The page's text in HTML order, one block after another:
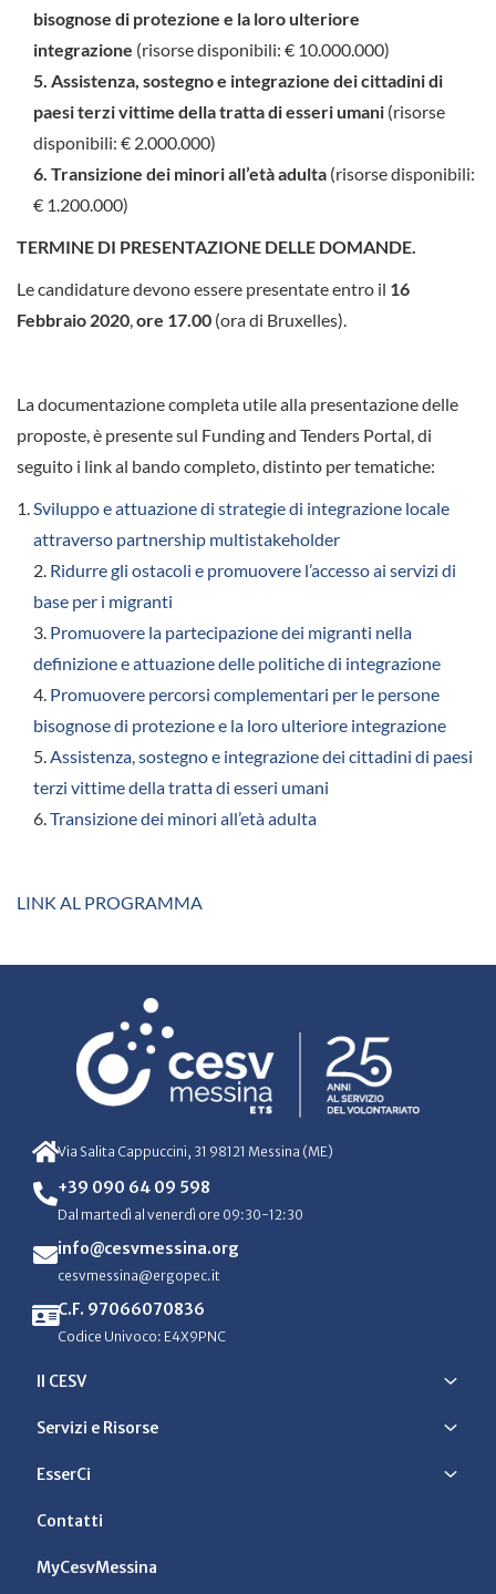
bisognose di protezione e la loro ulteriore
integrazione (risorse disponibili: € 10.000.000)
5. Assistenza, sostegno e integrazione dei cittadini di
paesi terzi vittime della tratta di esseri umani (risorse
disponibili: € 2.000.000)
6. Transizione dei minori all’etàadulta (risorse disponibili:
€ 1.200.000)
TERMINE DI PRESENTAZIONE DELLE DOMANDE.
Le candidature devono essere presentate entro il 16
Febbraio 2020 ore 17.00 (ora di Bruxelles).
La documentazione completa utile alla presentazione delle
proposte, è presente sul Funding and Tenders Portal, di
seguito i link al bando completo, distinto per tematiche:
Sviluppo e attuazione di strategie di integrazione locale
attraverso partnership multistakeholder
2. Ridurre gli ostacoli e promuovere l’accesso ai servizi di
base per i migranti
3. Promuovere la partecipazione dei migranti nella
definizione e attuazione delle politiche di integrazione
4. Promuovere percorsi complementari per le persone
bisognose di protezione e la loro ulteriore integrazione
5. Assistenza, sostegno e integrazione dei cittadini di paesi
terzi vittime della tratta di esseri umani
6. Transizione dei minori all’età adulta
LINK AL PROGRAMMA
Via Salita Cappuccini, 31 98121 Messina (ME)
+39 090 64 09 598
Dal martedì al venerdì ore 09:30-12:30
info@cesvmessina.org
cesvmessina@ergopec.it
C.F. 97066070836
Codice Univoco: E4X9PNC
Il CESV
Servizi e Risorse
EsserCi
Contatti
MyCesvMessina